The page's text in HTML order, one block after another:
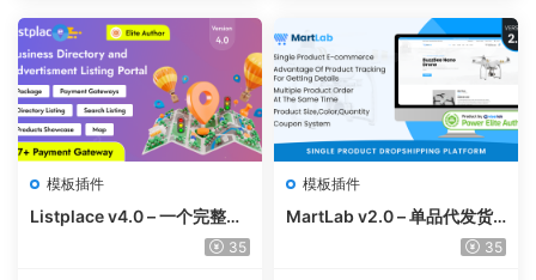
模板插件
Listplace v4.0 – 一个完整的
35
模板插件
MartLab v2.0 – 单品代发货
35